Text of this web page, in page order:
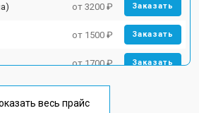
от 3200 ₽ Заказать
от 1500 ₽ Заказать
от 1700 ₽ Заказать
весь прайс